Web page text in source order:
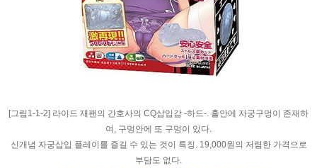
[그림1-1-2] 라이드 재팬의 간호사의 CQ삽입감 -하드-. 홀안에 자궁구멍이 존재하
여, 구멍안에 또 구멍이 있다.
신개념 자궁삽입 플레이를 즐길 수 있는 것이 특징. 19,000원의 저렴한 가격으로
부담도 없다.